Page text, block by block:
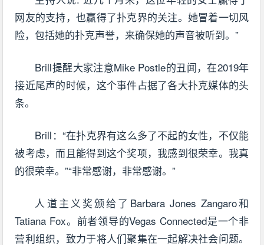
网友的支持，也赢得了扑克界的关注。她冒着一切风
险，包括她的扑克声誉，来确保她的声音被听到。”
Brill提醒大家注意Mike Postle的丑闻，在2019年
接近尾声的时候，这个事件占据了各大扑克媒体的头
条。
Brill：“在扑克界有这么多了不起的女性，不仅能
被考虑，而且能得到这个奖项，我感到很荣幸。我真
的很荣幸。”“非常感谢，非常感谢。”
人道主义奖颁给了Barbara Jones Zangaro和
Tatiana Fox。前者领导的Vegas Connected是一个非
营利组织，致力于将人们聚集在一起解决社会问题。